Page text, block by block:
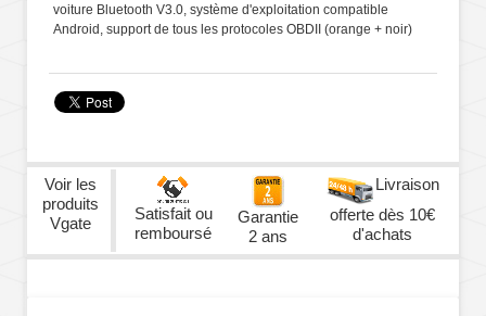
voiture Bluetooth V3.0, système d'exploitation compatible
Android, support de tous les protocoles OBDII (orange + noir)
Voir les
produits
Vgate
Satisfait ou
remboursé
Garantie
2 ans
Livraison
offerte dès 10€
d'achats